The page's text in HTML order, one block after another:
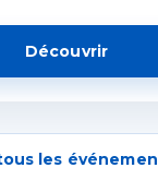
Découvrir
les